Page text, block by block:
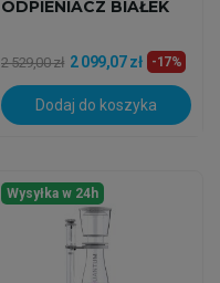
ODPIENIACZ BIAŁEK
2 529,00 zł 2 099,07 zł -17%
Dodaj do koszyka
Wysyłka w 24h